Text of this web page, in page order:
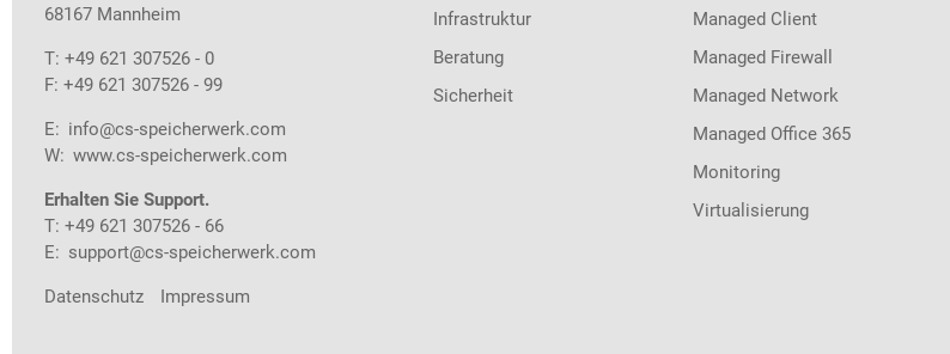
68167 Mannheim
T: +49 621 307526 - 0
F: +49 621 307526 - 99
E: info@cs-speicherwerk.com
W: www.cs-speicherwerk.com
Erhalten Sie Support.
T: +49 621 307526 - 66
E: support@cs-speicherwerk.com
Datenschutz Impressum
Infrastruktur
Beratung
Sicherheit
Managed Client
Managed Firewall
Managed Network
Managed Office 365
Monitoring
Virtualisierung